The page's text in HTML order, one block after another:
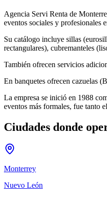
Agencia Servi Renta de
eventos sociales y
Su catálogo incluye sillas
rectangulares), cubremanteles
También ofrecen servicios
En banquetes ofrecen cazuelas
La empresa se inició en 1988
eventos más formales, fue tanto
Ciudades donde
Monterrey
Nuevo León